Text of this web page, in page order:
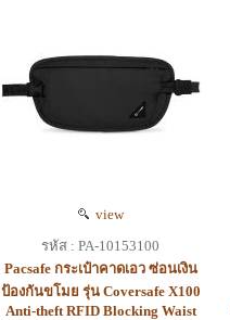
view
รหัส : PA-10153100
Pacsafe กระเป๋าคาดเอว ซ่อนเงิน
ป้องกันขโมย รุ่น Coversafe X100
Anti-theft RFID Blocking Waist